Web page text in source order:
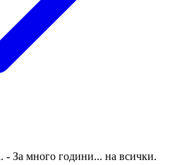
- За много години... на всички.